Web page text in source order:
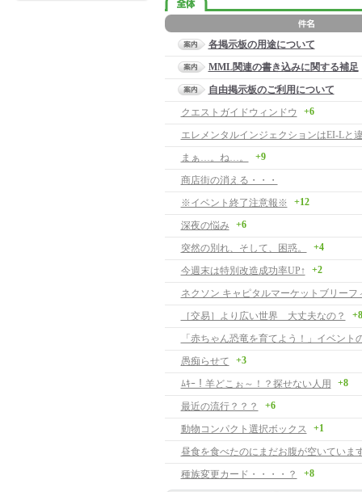
各掲示板の用途について
MML関連の書き込みに関する補足
自由掲示板のご利用について
クエストガイドウィンドウ
+6
まぁ…。ね…。 +9
商店街の消える・・・
※イベント終了注意報※
+12
深夜の悩み +6
突然の別れ、そして、困惑。 +4
今週末は特別改造成功率UP↑ +2
［交易］より広い世界 大丈夫なの？ +8
「赤ちゃん恐竜を育てよう！」イベント
愚痴らせて
+3
ﾑｷｰ！羊どこぉ～！？探せない人用 +8
最近の流行？？？ +6
動物コンパクト選択ボックス +1
昼食を食べたのにまだお腹が空いていま
種族変更カード・・・・？
+8